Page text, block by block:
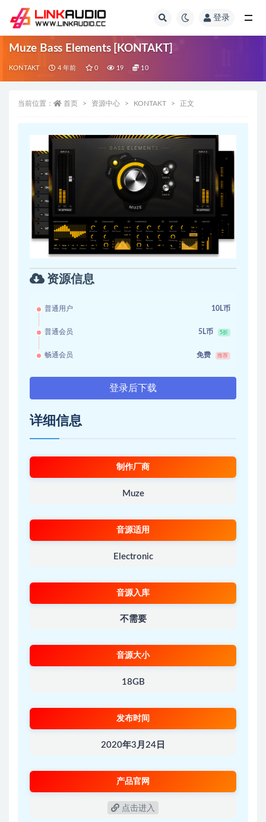
登录
Muze Bass Elements [KONTAKT]
KONTAKT 4 年前 0 19 10
当前位置： 首页 资源中心 KONTAKT 正文
资源信息
普通用户 10L币
普通会员 5L币 5折
畅通会员 免费 推荐
登录后下载
详细信息
制作厂商
Muze
音源适用
Electronic
音源入库
不需要
音源大小
18GB
发布时间
2020年3月24日
产品官网
点击进入